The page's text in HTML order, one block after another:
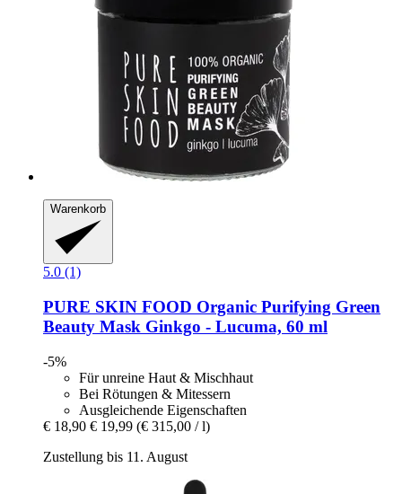
Warenkorb
5.0 (1)
PURE SKIN FOOD Organic Purifying Green
Beauty Mask Ginkgo -​ Lucuma, 60 ml
-5%
Für unreine Haut & Mischhaut
Bei Rötungen & Mitessern
Ausgleichende Eigenschaften
€ 18,90 € 19,99 (€ 315,00 / l)
Zustellung bis 11. August